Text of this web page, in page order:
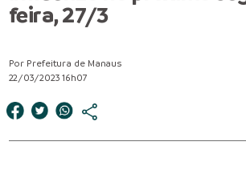
feira, 27/3
Por Prefeitura de Manaus
22/03/2023 16h07